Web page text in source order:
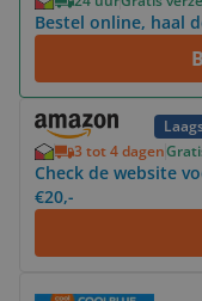
Bestel online, haal
3 tot 4 dagen
Check de website
€20,-
Bekijk product